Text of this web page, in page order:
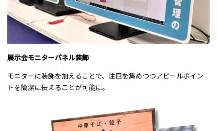
展示会モニターパネル装飾
モニターに装飾を加えることで、注目を集めつつアピールポイン
トを簡潔に伝えることが可能に。